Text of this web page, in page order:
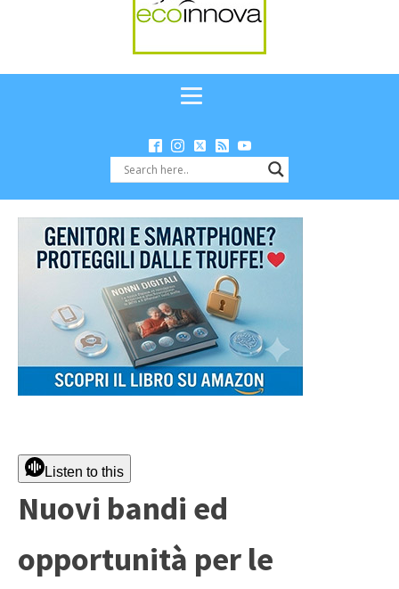
Listen to this
Nuovi bandi ed
opportunità per le